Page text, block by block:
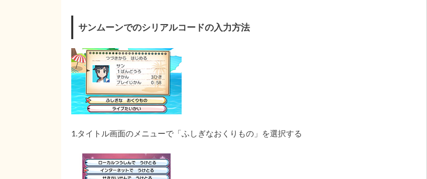
サンムーンでのシリアルコードの入力方法
1.タイトル画面のメニューで「ふしぎなおくりもの」を選択する